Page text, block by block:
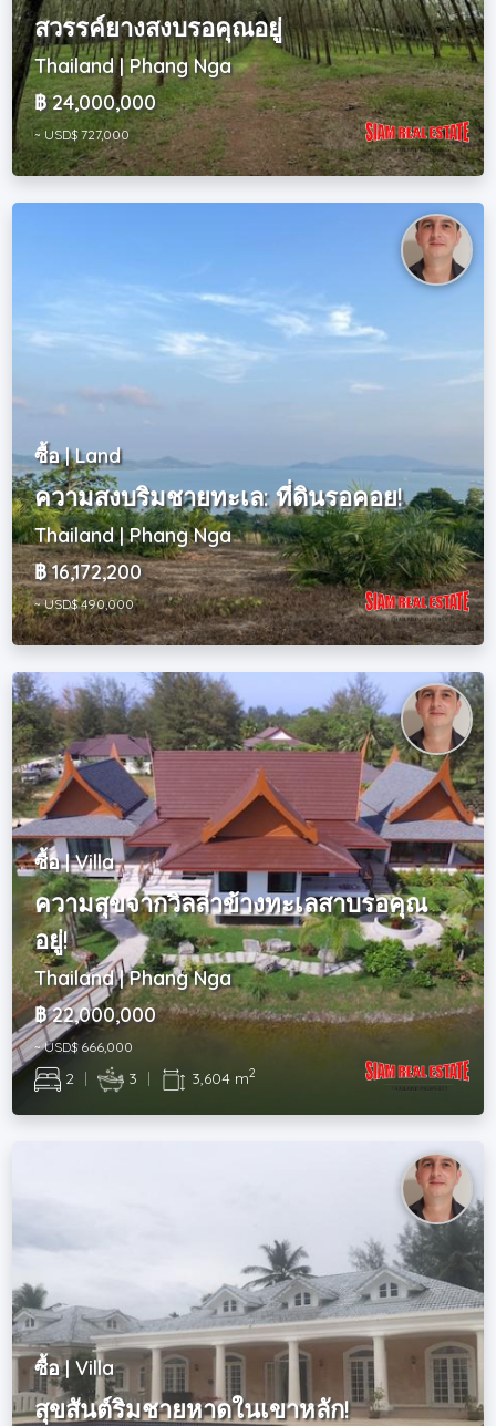
สวรรค์ยางสงบรอคุณอยู่
Thailand | Phang Nga
฿ 24,000,000
~ USD$ 727,000
ซื้อ | Land
ความสงบริมชายทะเล: ที่ดินรอคอย!
Thailand | Phang Nga
฿ 16,172,200
~ USD$ 490,000
ซื้อ | Villa
ความสุขจากวิลล่าข้างทะเลสาบรอคุณ
อยู่!
Thailand | Phang Nga
฿ 22,000,000
~ USD$ 666,000
2 | 3 | 3,604 m2
ซื้อ | Villa
สุขสันต์ริมชายหาดในเขาหลัก!